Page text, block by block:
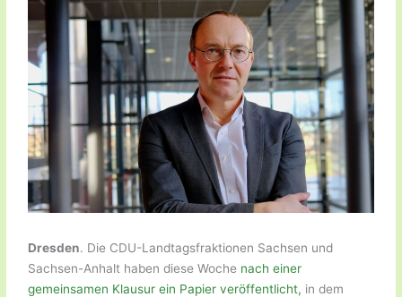
Dresden. Die CDU-Landtagsfraktionen Sachsen und
Sachsen-Anhalt haben diese Woche nach einer
gemeinsamen Klausur ein Papier veröffentlicht, in dem